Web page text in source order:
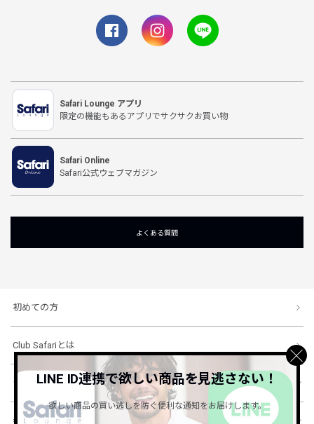
Safari Lounge アプリ
限定の機能もあるアプリでサクサクお買い物
Safari Online
Safari公式ウェブマガジン
よくある質問
初めての方
Club Safariとは
ショッピングガイド
会社概要・規約
LINE ID連携で欲しい商品を見逃さない！
欲しい商品の買い逃しを防ぐ便利な通知をお届けします。